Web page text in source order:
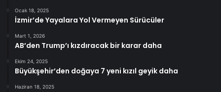
Ocak 18, 2025
İzmir’de Yayalara Yol Vermeyen Sürücüler
Mart 1, 2026
AB’den Trump’ı kızdıracak bir karar daha
Ekim 24, 2025
Büyükşehir’den doğaya 7 yeni kızıl geyik daha
Haziran 18, 2025